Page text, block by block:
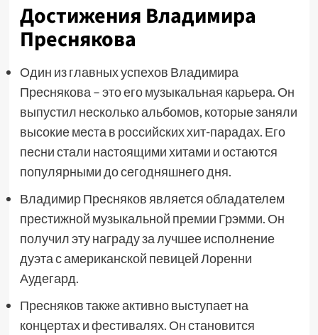
Достижения Владимира
Преснякова
Один из главных успехов Владимира
Преснякова – это его музыкальная карьера. Он
выпустил несколько альбомов, которые заняли
высокие места в российских хит-парадах. Его
песни стали настоящими хитами и остаются
популярными до сегодняшнего дня.
Владимир Пресняков является обладателем
престижной музыкальной премии Грэмми. Он
получил эту награду за лучшее исполнение
дуэта с американской певицей Лоренни
Аудегард.
Пресняков также активно выступает на
концертах и фестивалях. Он становится